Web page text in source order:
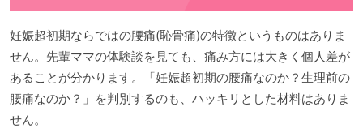
妊娠超初期ならではの腰痛(恥骨痛)の特徴というものはありま
せん。先輩ママの体験談を見ても、痛み方には大きく個人差が
あることが分かります。「妊娠超初期の腰痛なのか？生理前の
腰痛なのか？」を判別するのも、ハッキリとした材料はありま
せん。